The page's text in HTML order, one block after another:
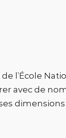
l’École
avec de